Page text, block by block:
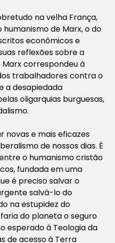
na velha França,
de Marx, o do
econômicos e
reflexões sobre a
correspondeu à
trabalhadores contra o
a desapiedada
oligarquias burguesas,
novas e mais eficazes
de nossos dias. É
o humanismo cristão
fundada em uma
é preciso salvar o
salvá-lo do
na estupidez do
do planeta o seguro
esperado à Teologia da
de acesso à Terra